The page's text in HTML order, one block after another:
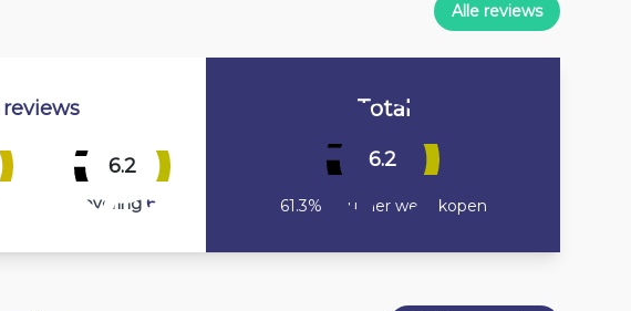
Alle reviews
6.2
Levering 6.2
Total
6.2
61.3% Zou hier weer kopen